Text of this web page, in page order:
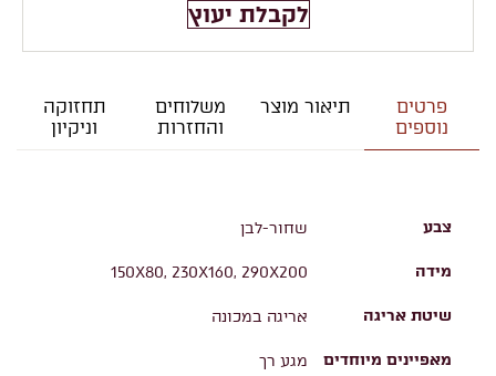
לקבלת יעוץ
פרטים
נוספים
תיאור מוצר
משלוחים
והחזרות
תחזוקה
וניקיון
צבע שחור-לבן
מידה 150X80, 230X160, 290X200
שיטת אריגה אריגה במכונה
מאפיינים מיוחדים מגע רך